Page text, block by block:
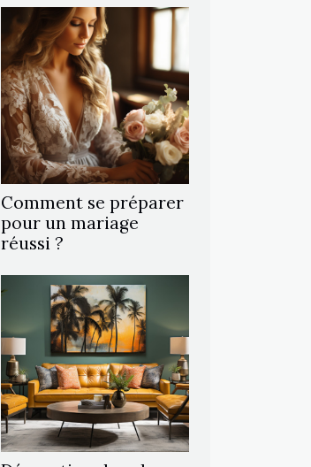
Comment se préparer
pour un mariage
réussi ?